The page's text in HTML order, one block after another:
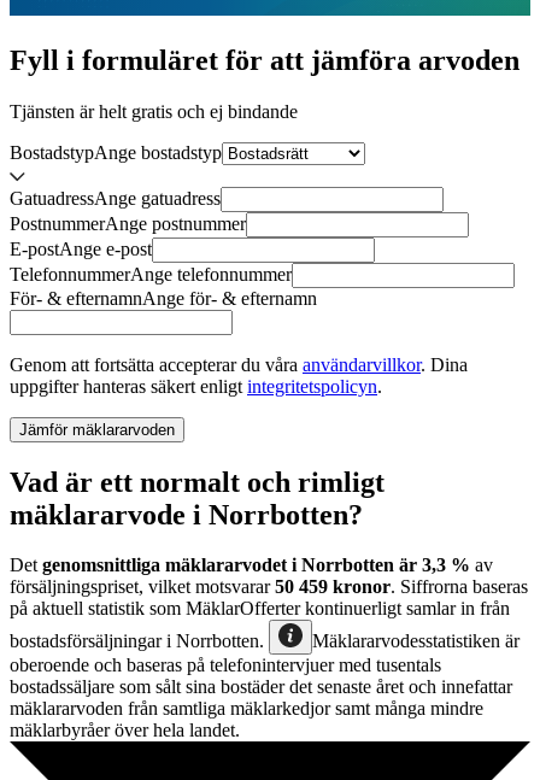
Fyll i formuläret för att jämföra arvoden
Tjänsten är helt gratis och ej bindande
BostadstypAnge bostadstyp
GatuadressAnge gatuadress
PostnummerAnge postnummer
E-postAnge e-post
TelefonnummerAnge telefonnummer
För- & efternamnAnge för- & efternamn
Genom att fortsätta accepterar du våra användarvillkor. Dina
uppgifter hanteras säkert enligt integritetspolicyn.
Jämför mäklararvoden
Vad är ett normalt och rimligt
mäklararvode i Norrbotten?
Detgenomsnittliga mäklararvodeti Norrbotten är 3,3 % av
försäljningspriset, vilket motsvarar50 459 kronor. Siffrorna baseras
på aktuell statistik som MäklarOfferter kontinuerligt samlar in från
bostadsförsäljningari Norrbotten.
Mäklararvodesstatistiken är
oberoende och baseras på telefonintervjuer med tusentals
bostadssäljare som sålt sina bostäder det senaste året och innefattar
mäklararvoden från samtliga mäklarkedjor samt många mindre
mäklarbyråer över hela landet.